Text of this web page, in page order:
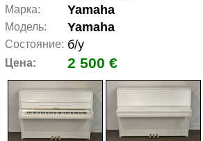
Марка: Yamaha
Модель: Yamaha
Состояние: б/у
Цена: 2 500 €